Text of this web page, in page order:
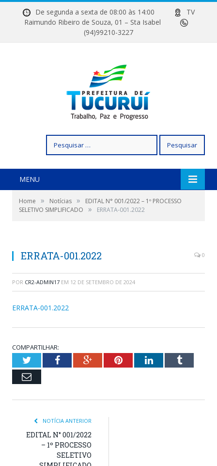
De segunda a sexta de 08:00 às 14:00
TV
Raimundo Ribeiro de Souza, 01 – Sta Isabel
(94)99210-3227
por:
MENU
Home » Notícias »
EDITAL N° 001/2022 – 1º PROCESSO
SELETIVO SIMPLIFICADO
» ERRATA-001.2022
ERRATA-001.2022 0
POR CR2-ADMIN17 EM 12 DE SETEMBRO DE 2024
ERRATA-001.2022
COMPARTILHAR:
TwitterFacebookGoogle+PinterestLinkedInTumblr
Email
NOTÍCIA ANTERIOR
EDITAL N° 001/2022
– 1º PROCESSO
SELETIVO